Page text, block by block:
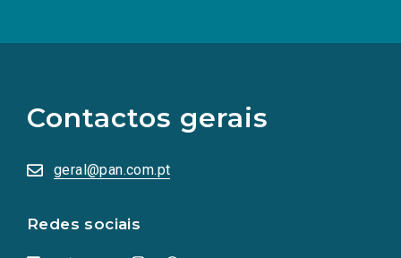
Contactos gerais
geral@pan.com.pt
Redes sociais
redes
sociais
numa
nova